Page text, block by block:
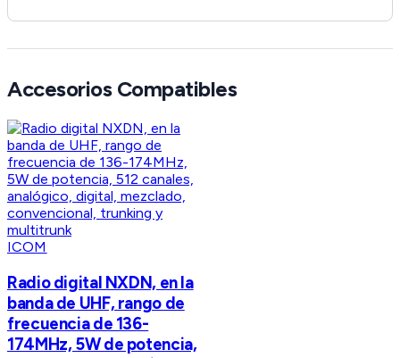
Accesorios Compatibles
ICOM
Radio digital NXDN, en la
banda de UHF, rango de
frecuencia de 136-
174MHz, 5W de potencia,